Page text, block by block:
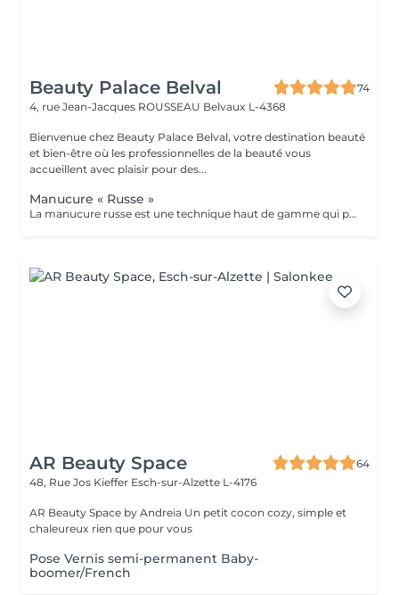
Beauty Palace Belval
74
4, rue Jean-Jacques ROUSSEAU Belvaux L-4368
Bienvenue chez Beauty Palace Belval, votre destination beauté
et bien-être où les professionnelles de la beauté vous
accueillent avec plaisir pour des...
Manucure « Russe »
La manucure russe est une technique haut de gamme qui permet d'obtenir des ongles impeccables et soignés dans les moindres détails. Contrairement à la manucure classique, elle consiste à travailler minutieusement le contour de l'ongle et les cuticules à l'aide de la ponceuse et d'embouts spécifiques, pour un résultat net, élégant et longue durée. résultats: *Ongles nets et élégants *Pose de vernis plus précises et durable *Résultat soigné et longue tenue
AR Beauty Space
64
48, Rue Jos Kieffer Esch-sur-Alzette L-4176
AR Beauty Space by Andreia Un petit cocon cozy, simple et
chaleureux rien que pour vous
Pose Vernis semi-permanent Baby-
boomer/French